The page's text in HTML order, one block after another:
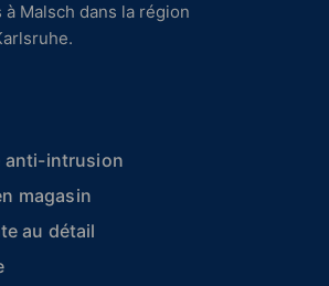
à Malsch dans la région
anti-intrusion
magasin
au détail